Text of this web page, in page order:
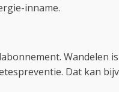
inname.
Wandelen
Dat kan